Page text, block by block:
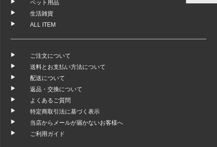
ペット用品
生活雑貨
ALL ITEM
ご注文について
送料とお支払い方法について
配送について
返品・交換について
よくあるご質問
特定商取引法に基づく表示
当店からメールが届かないお客様へ
ご利用ガイド